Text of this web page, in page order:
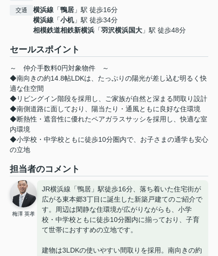
交通 横浜線 「鴨居 」駅 徒歩16分
横浜線 「小机」駅 徒歩34分
相模鉄道相鉄新横浜 「羽沢横浜国大 」駅 徒歩48分
セールスポイント
～ 仲介手数料0円対象物件 ～
◆南向きの約14.8帖LDKは、たっぷりの陽光が差し込む明るく快
適な住空間
◆リビングイン階段を採用し、ご家族が自然と深まる間取り設計
◆南側道路に面しており、陽当たり・通風ともに良好な住環境
◆断熱性・遮音性に優れたペアガラスサッシを採用し、快適な室
内環境
◆小学校・中学校ともに徒歩10分圏内で、お子さまの通学も安心
の立地
担当者のコメント
梅澤 英孝
JR横浜線「鴨居」駅徒歩16分、落ち着いた住宅街が
広がる東本郷3丁目に誕生した新築戸建てのご紹介で
す。周辺は閑静な住環境が広がりながらも、小学
校・中学校ともに徒歩10分圏内に揃っており、子育
て世帯におすすめの立地です。
建物は3LDKの使いやすい間取りを採用。南向きの約